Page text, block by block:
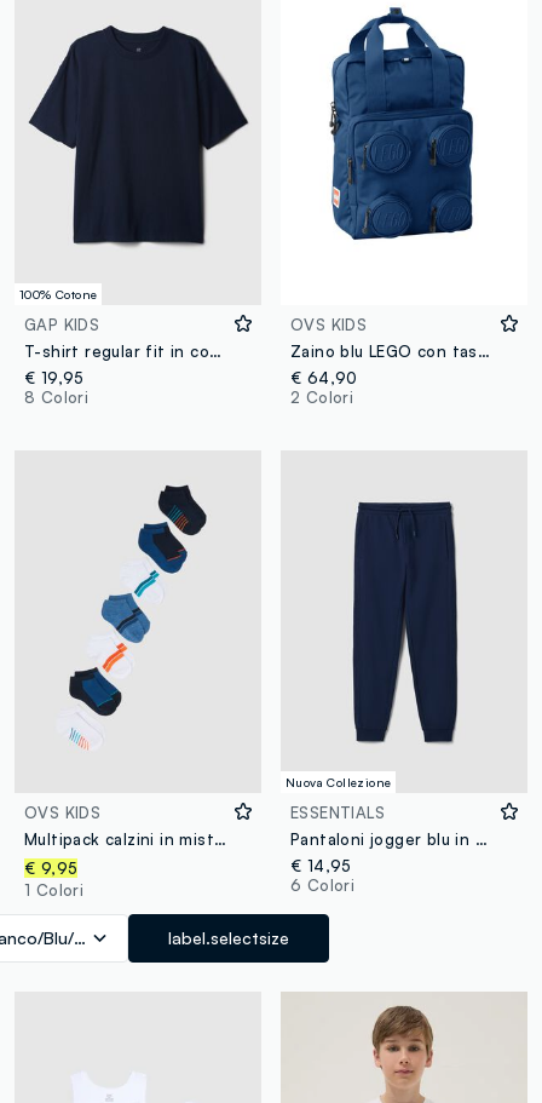
100% Cotone
GAP KIDS
T-shirt regular fit in cotone
€ 19,95
8 Colori
OVS KIDS
Zaino blu LEGO con tasche frontali
€ 64,90
2 Colori
OVS KIDS
Multipack calzini in misto cotone elasticizzato multicolor da bambino
€ 9,95
1 Colori
Blu/Arancione label.selectsize
Nuova Collezione
ESSENTIALS
Pantaloni jogger blu in cotone organico
€ 14,95
6 Colori